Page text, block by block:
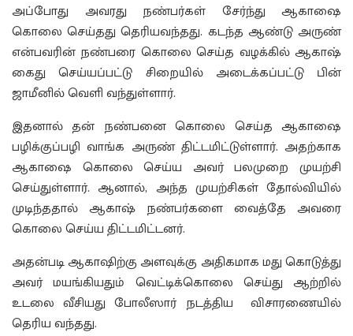
அப்போது அவரது நண்பர்கள் சேர்ந்து ஆகாஷை
கொலை செய்தது தெரியவந்தது. கடந்த ஆண்டு அருண்
என்பவரின் நண்பரை கொலை செய்த வழக்கில் ஆகாஷ்
கைது செய்யப்பட்டு சிறையில் அடைக்கப்பட்டு பின்
ஜாமீனில் வெளி வந்துள்ளார்.
இதனால் தன் நண்பனை கொலை செய்த ஆகாஷை
பழிக்குப்பழி வாங்க அருண் திட்டமிட்டுள்ளார். அதற்காக
ஆகாஷை கொலை செய்ய அவர் பலமுறை முயற்சி
செய்துள்ளார். ஆனால், அந்த முயற்சிகள் தோல்வியில்
முடிந்ததால் ஆகாஷ் நண்பர்களை வைத்தே அவரை
கொலை செய்ய திட்டமிட்டனர்.
அதன்படி ஆகாஷிற்கு அளவுக்கு அதிகமாக மது கொடுத்து
அவர் மயங்கியதும் வெட்டிக்கொலை செய்து ஆற்றில்
உடலை வீசியது போலீஸார் நடத்திய விசாரணையில்
தெரிய வந்தது.